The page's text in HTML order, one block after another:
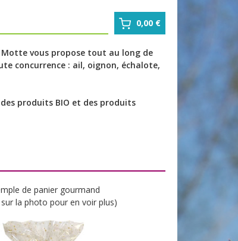
0,00 €
vous propose tout au long de
concurrence : ail, oignon, échalote,
produits BIO et des produits
de panier gourmand
la photo pour en voir plus)